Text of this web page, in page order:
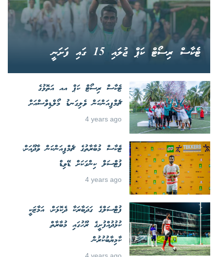
ޓެކާސް ރިސޯޓް ކަޕް ޖުލައި 15 ގައި ފަށަނީ
ޓެކާސް ރިސޯޓް ކަޕް އއ އަތޮޅުގެ
ޗެމްޕިއަންކަން ވެލިގަނޑު މޯލްޑިވްސްއަށް
4 years ago
ޓެކާސް މުބާރާތުގެ ޗެމްޕިއަންކަން ވާދޫއަށް،
ފުޓްސަލް ކިންގަކަށް ޑޭވިޑް
4 years ago
ފުޓްސަލްގެ ގަދަބާރަކާ ދެކޮޅަށް، އަމާޒަކީ
ކުޅުދުއްފުށީގެ ރޫހުގައި މުބާރާތް
ކާމިޔާބުކުރުން